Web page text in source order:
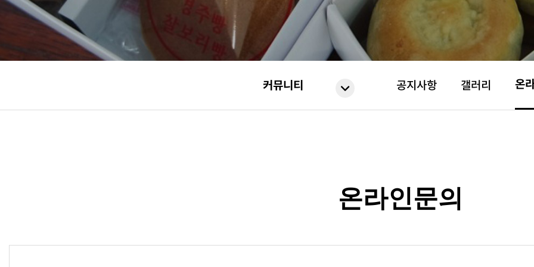
커뮤니티 공지사항 갤러리 온
온라인문의